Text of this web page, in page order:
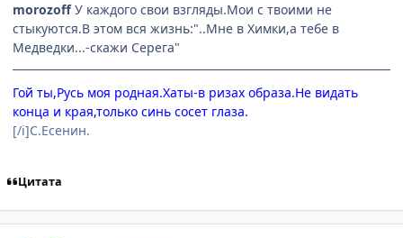
morozoffУ каждого свои взгляды.Мои с твоими не
стыкуются.В этом вся жизнь:"..Мне в Химки,а тебе в
Медведки...-скажи Серега"
Гой ты,Русь моя родная.Хаты-в ризах образа.Не видать
конца и края,только синь сосет глаза.
[/i]С.Есенин.
Цитата